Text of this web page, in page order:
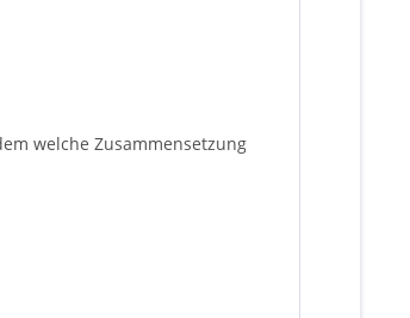
welche Zusammensetzung